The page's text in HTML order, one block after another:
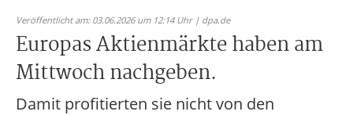
Veröffentlicht am: 03.06.2026 um 12:14 Uhr | dpa.de
Europas Aktienmärkte haben am
Mittwoch nachgeben.
Damit profitierten sie nicht von den